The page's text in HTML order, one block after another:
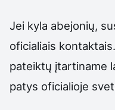
Jei kyla abejonių,
oficialiais
pateiktų įtartiname
patys oficialioje